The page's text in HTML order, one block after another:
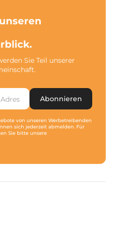
Sie Teil unserer
Abonnieren
von unseren Werbetreibenden
sich jederzeit abmelden. Für
Sie bitte unsere